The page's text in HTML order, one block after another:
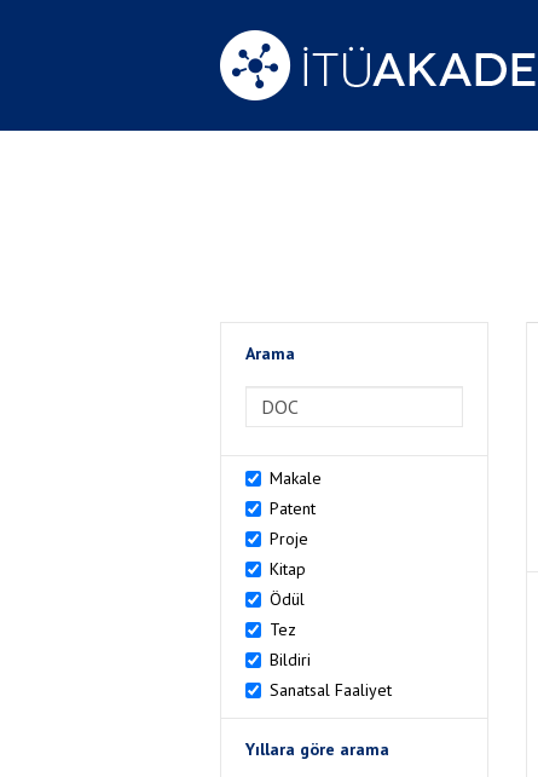
Arama
Makale
Patent
Proje
Kitap
Ödül
Tez
Bildiri
Sanatsal Faaliyet
Yıllara göre arama